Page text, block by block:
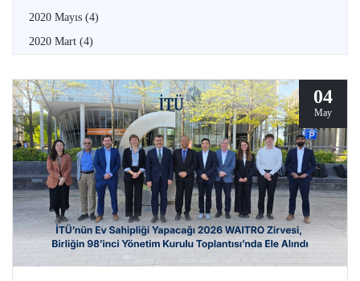
2020 Mayıs (4)
2020 Mart (4)
04
May